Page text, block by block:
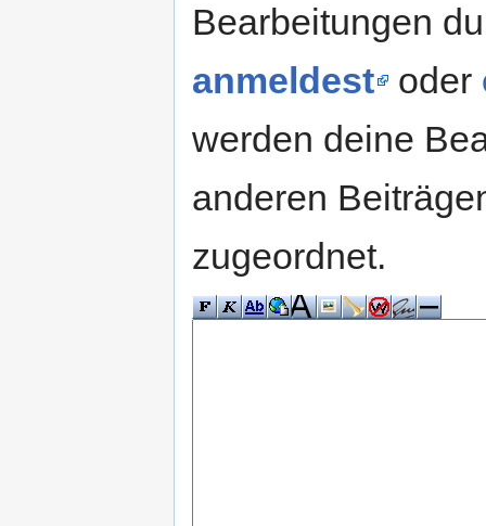
Bearbeitungen
anmeldest
oder
werden deine
anderen
zugeordnet.